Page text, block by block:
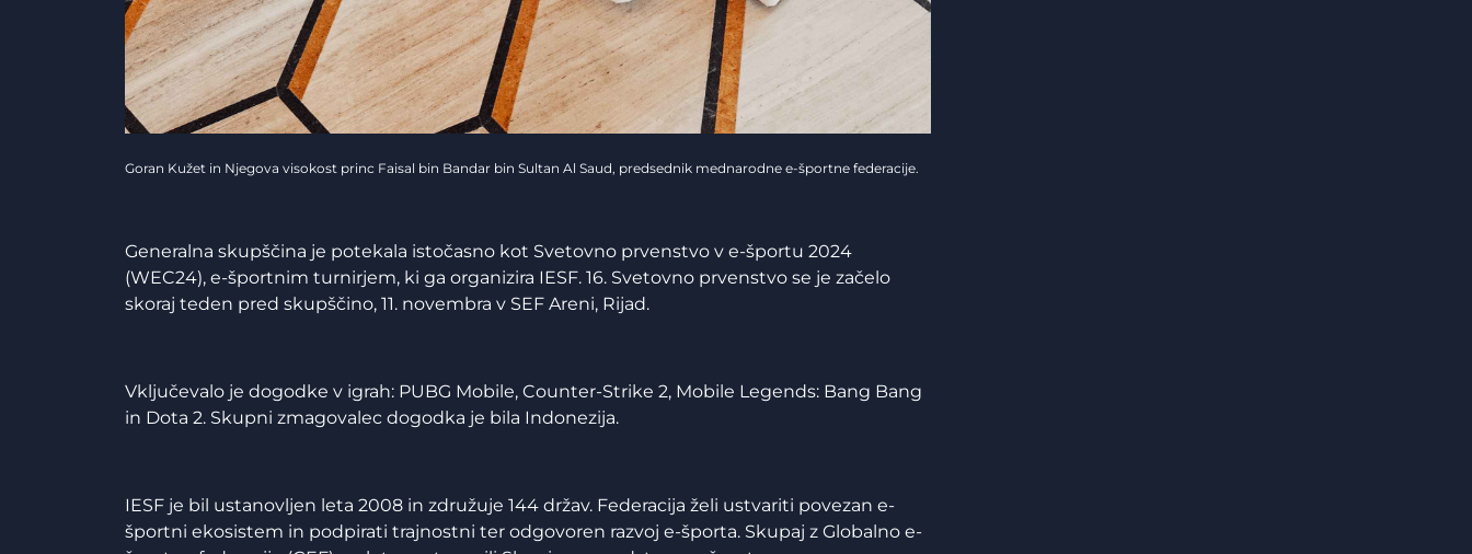
Goran Kužet in Njegova visokost princ Faisal bin Bandar bin Sultan Al Saud, predsednik mednarodne e-športne federacije.
Generalna skupščina je potekala istočasno kot Svetovno prvenstvo v e-športu 2024
(WEC24), e-športnim turnirjem, ki ga organizira IESF. 16. Svetovno prvenstvo se je začelo
skoraj teden pred skupščino, 11. novembra v SEF Areni, Rijad.
Vključevalo je dogodke v igrah: PUBG Mobile, Counter-Strike 2, Mobile Legends: Bang Bang
in Dota 2. Skupni zmagovalec dogodka je bila Indonezija.
IESF je bil ustanovljen leta 2008 in združuje 144 držav. Federacija želi ustvariti povezan e-
športni ekosistem in podpirati trajnostni ter odgovoren razvoj e-športa. Skupaj z Globalno e-